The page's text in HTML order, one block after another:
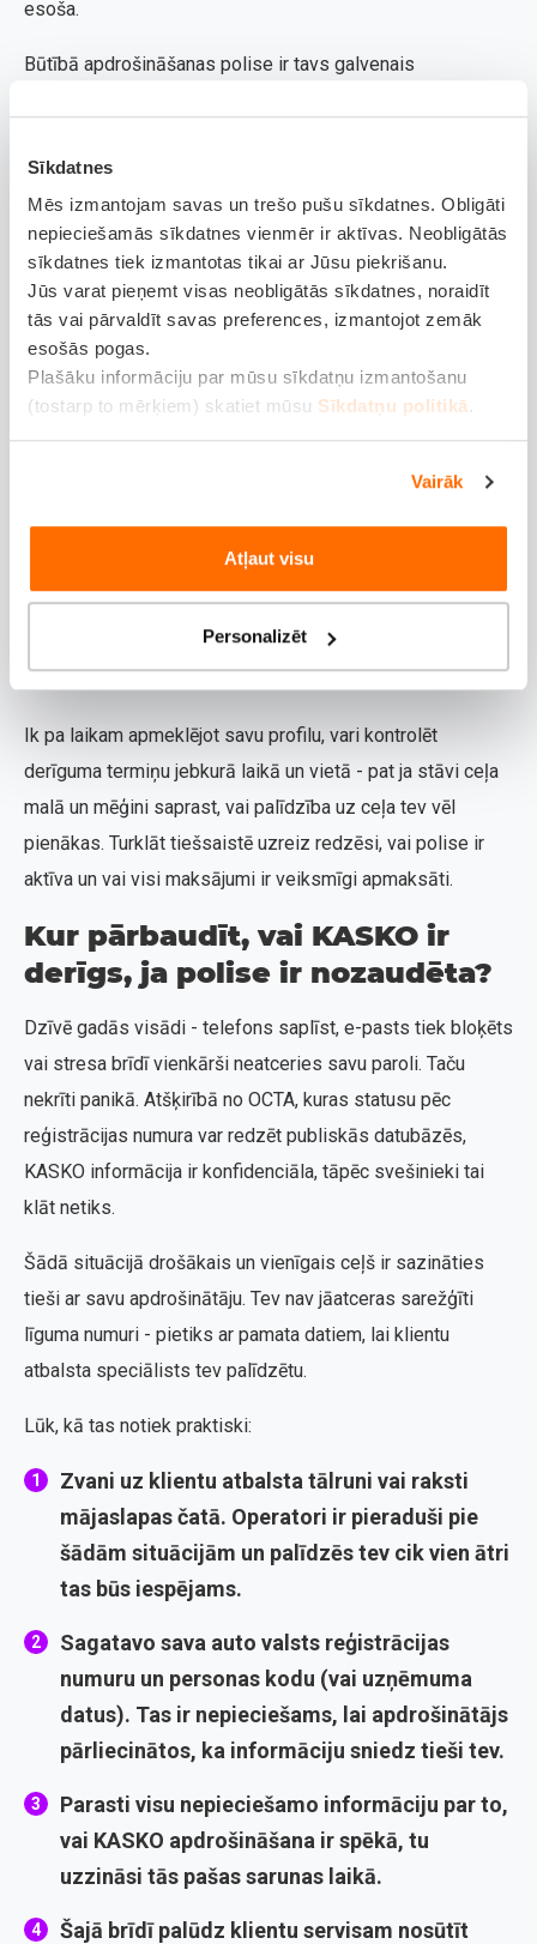
Sīkdatnes
Mēs izmantojam savas un trešo pušu sīkdatnes. Obligāti
nepieciešamās sīkdatnes vienmēr ir aktīvas. Neobligātās
sīkdatnes tiek izmantotas tikai ar Jūsu piekrišanu.
Jūs varat pieņemt visas neobligātās sīkdatnes, noraidīt
tās vai pārvaldīt savas preferences, izmantojot zemāk
esošās pogas.
Plašāku informāciju par mūsu sīkdatņu izmantošanu
(tostarp to mērķiem) skatiet mūsu Sīkdatņu politikā
Vairāk
Atļaut visu
Personalizēt
esoša.
Būtībā apdrošināšanas polise ir tavs galvenais
pazudīs internets.
Kā pārbaudīt KASKO derīguma termiņu
apdrošinātāja mājaslapā?
Mūsdienās pārbaudīt KASKO derīguma termiņu tiešsaistē
ir tikpat vienkārši kā apskatīties laikapstākļus. Lielākā
daļa apdrošinātāju piedāvā klientu pašapkalpošanās
portālus, kur visa informācija par tavu auto ir apkopota
vienuviet.
Balcia
visas savas aktīvās KASKO polises. Tev nav jāatceras ne
līguma numurs, ne precīzs datums, kad pirkta
apdrošināšana, pietiek ar autorizāciju caur internetbanku
Ik pa laikam apmeklējot savu profilu, vari kontrolēt
derīguma termiņu jebkurā laikā un vietā - pat ja stāvi ceļa
malā un mēģini saprast, vai palīdzība uz ceļa tev vēl
pienākas. Turklāt tiešsaistē uzreiz redzēsi, vai polise ir
aktīva un vai visi maksājumi ir veiksmīgi apmaksāti.
Kur pārbaudīt, vai KASKO ir
derīgs, ja polise ir nozaudēta?
Dzīvē gadās visādi - telefons saplīst, e-pasts tiek bloķēts
vai stresa brīdī vienkārši neatceries savu paroli. Taču
nekrīti panikā. Atšķirībā no OCTA, kuras statusu pēc
reģistrācijas numura var redzēt publiskās datubāzēs,
KASKO informācija ir konfidenciāla, tāpēc svešinieki tai
klāt netiks.
Šādā situācijā drošākais un vienīgais ceļš ir sazināties
tieši ar savu apdrošinātāju. Tev nav jāatceras sarežģīti
līguma numuri - pietiks ar pamata datiem, lai klientu
atbalsta speciālists tev palīdzētu.
Lūk, kā tas notiek praktiski:
Zvani uz klientu atbalsta tālruni vai raksti
mājaslapas čatā. Operatori ir pieraduši pie
šādām situācijām un palīdzēs tev cik vien ātri
tas būs iespējams.
Sagatavo sava auto valsts reģistrācijas
numuru un personas kodu (vai uzņēmuma
datus). Tas ir nepieciešams, lai apdrošinātājs
pārliecinātos, ka informāciju sniedz tieši tev.
Parasti visu nepieciešamo informāciju par to,
vai KASKO apdrošināšana ir spēkā, tu
uzzināsi tās pašas sarunas laikā.
Šajā brīdī palūdz klientu servisam nosūtīt